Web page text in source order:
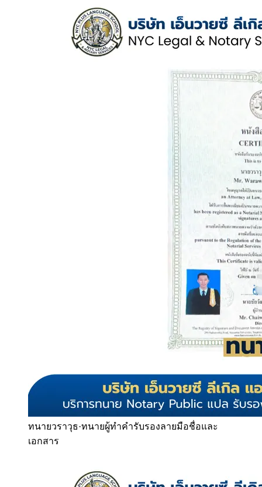
ทนายวราวุธ·ทนายผู้ทำคำรับรองลายมือชื่อและ
เอกสาร